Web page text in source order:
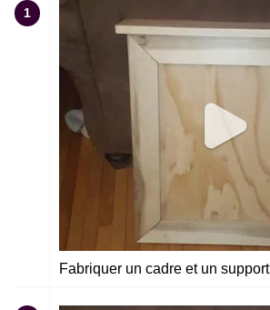
1
Fabriquer un cadre et un support